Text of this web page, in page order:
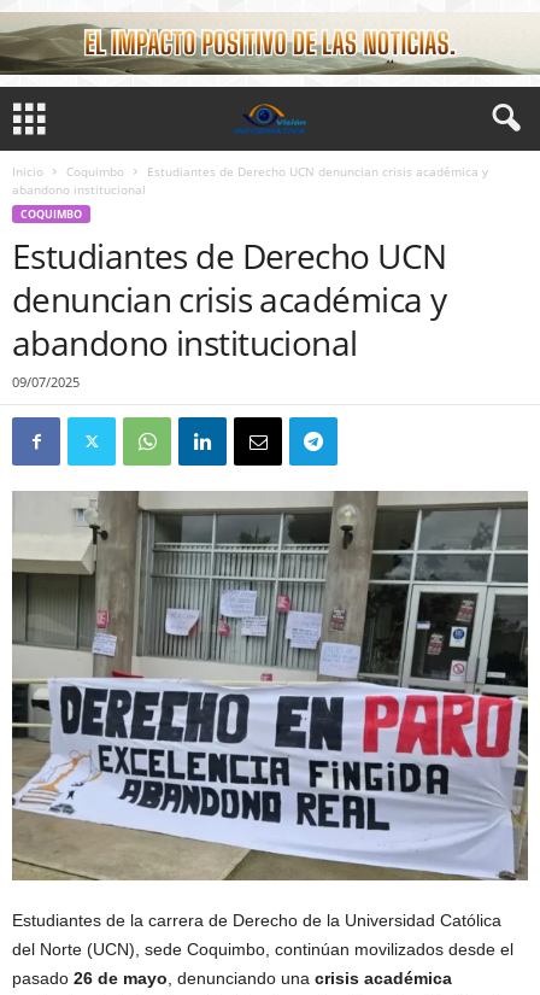
Inicio Coquimbo
Estudiantes de Derecho UCN denuncian crisis académica y
abandono institucional
COQUIMBO
Estudiantes de Derecho UCN
denuncian crisis académica y
abandono institucional
09/07/2025
Estudiantes de la carrera de Derecho de la Universidad Católica
del Norte (UCN), sede Coquimbo, continúan movilizados desde el
pasado 26 de mayo , denunciando una crisis académica